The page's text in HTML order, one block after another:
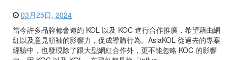
03月25日, 2024
當今許多品牌都會邀約 KOL 以及 KOC 進行合作推廣，希望藉由網
紅以及意見領袖的影響力，促成導購行為。AsiaKOL 從過去的專案
經驗中，也發現除了跟大型網紅合作外，更不能忽略 KOC 的影響